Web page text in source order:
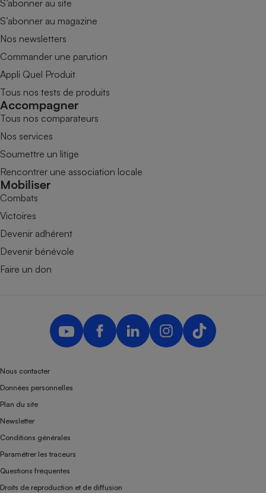
S’abonner au site
S’abonner au magazine
Nos newsletters
Commander une parution
Appli Quel Produit
Tous nos tests de produits
Accompagner
Tous nos comparateurs
Nos services
Soumettre un litige
Rencontrer une association locale
Mobiliser
Combats
Victoires
Devenir adhérent
Devenir bénévole
Faire un don
Nous contacter
Données personnelles
Plan du site
Newsletter
Conditions générales
Paramétrer les traceurs
Questions fréquentes
Droits de reproduction et de diffusion